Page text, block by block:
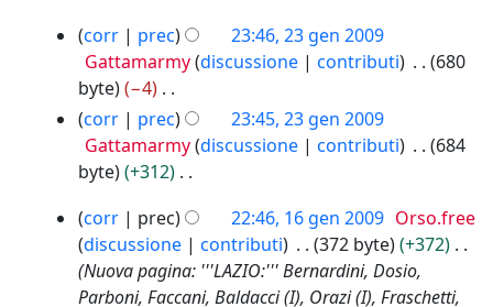
c
a
i
i
c
a
a
m
o
d
f
c
a
e
l
a
m
o
i
f
i
corr prec
23:46, 23 gen 2009
Gattamarmy discussione contributi
680
byte
−4
N
s
u
n
o
g
corr prec
23:45, 23 gen 2009
Gattamarmy discussione contributi
684
byte
+312
e
s
s
corr prec 22:46, 16 gen 2009 Orso.free
discussione
contributi 372 byte
+372
Nuova pagina: '''LAZIO:''' Bernardini, Dosio,
Parboni, Faccani, Baldacci (I), Orazi (I), Fraschetti,